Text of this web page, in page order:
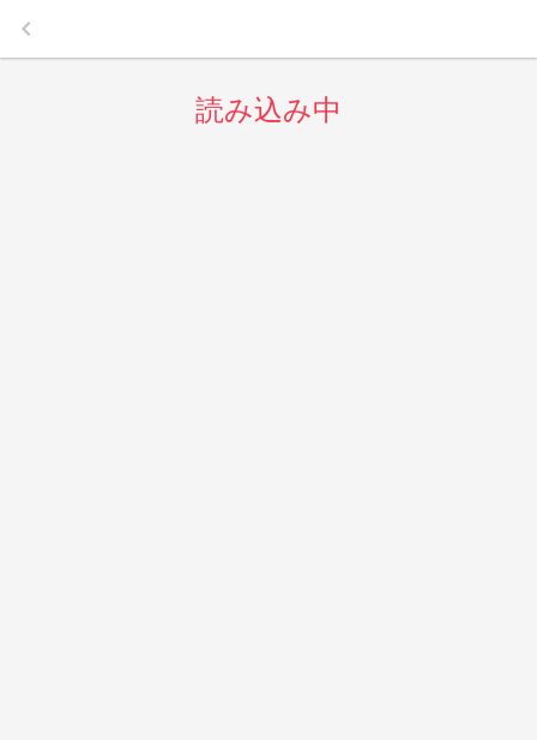
keyboard_arrow_left
読み込み中